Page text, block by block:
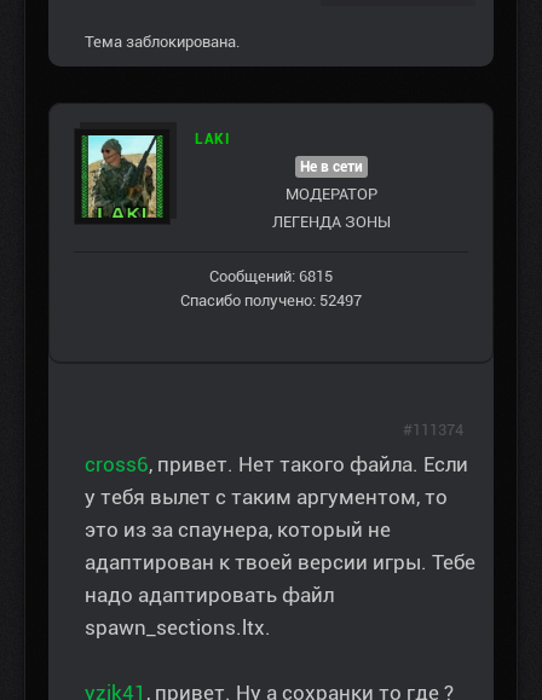
Тема заблокирована.
LAKI
Не в сети
МОДЕРАТОР
ЛЕГЕНДА ЗОНЫ
Сообщений: 6815
Спасибо получено: 52497
cross6, привет. Нет такого файла. Если
у тебя вылет с таким аргументом, то
это из за спаунера, который не
адаптирован к твоей версии игры. Тебе
надо адаптировать файл
spawn_sections.ltx.
yzik41 , привет. Ну а сохранки то где ?
#111374